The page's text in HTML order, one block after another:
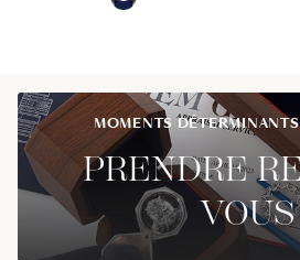
MOMENTS
PRENDRE
VOUS